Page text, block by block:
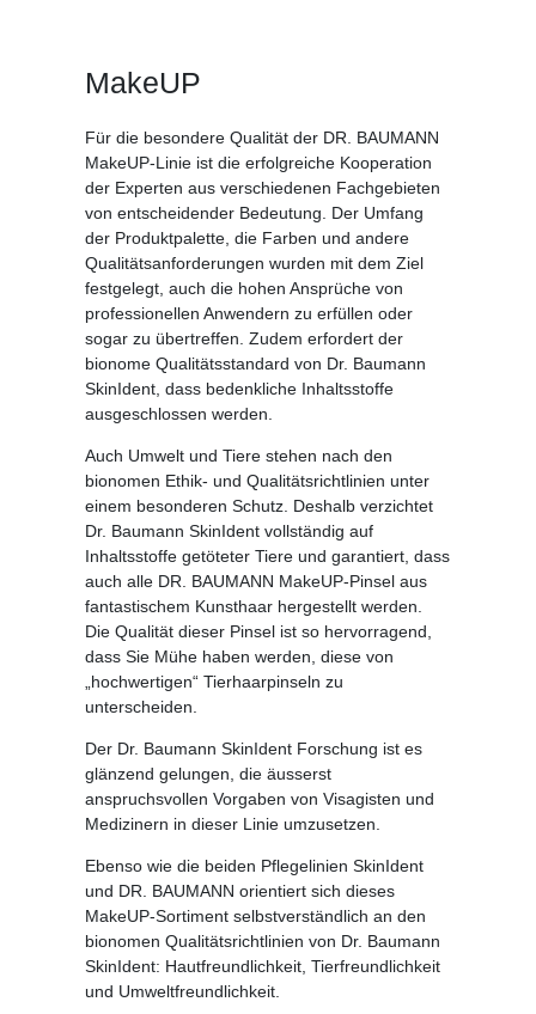
MakeUP
Für die besondere Qualität der DR. BAUMANN
MakeUP-Linie ist die erfolgreiche Kooperation
der Experten aus verschiedenen Fachgebieten
von entscheidender Bedeutung. Der Umfang
der Produktpalette, die Farben und andere
Qualitätsanforderungen wurden mit dem Ziel
festgelegt, auch die hohen Ansprüche von
professionellen Anwendern zu erfüllen oder
sogar zu übertreffen. Zudem erfordert der
bionome Qualitätsstandard von Dr. Baumann
SkinIdent, dass bedenkliche Inhaltsstoffe
ausgeschlossen werden.
Auch Umwelt und Tiere stehen nach den
bionomen Ethik- und Qualitätsrichtlinien unter
einem besonderen Schutz. Deshalb verzichtet
Dr. Baumann SkinIdent vollständig auf
Inhaltsstoffe getöteter Tiere und garantiert, dass
auch alle DR. BAUMANN MakeUP-Pinsel aus
fantastischem Kunsthaar hergestellt werden.
Die Qualität dieser Pinsel ist so hervorragend,
dass Sie Mühe haben werden, diese von
„hochwertigen“ Tierhaarpinseln zu
unterscheiden.
Der Dr. Baumann SkinIdent Forschung ist es
glänzend gelungen, die äusserst
anspruchsvollen Vorgaben von Visagisten und
Medizinern in dieser Linie umzusetzen.
Ebenso wie die beiden Pflegelinien SkinIdent
und DR. BAUMANN orientiert sich dieses
MakeUP-Sortiment selbstverständlich an den
bionomen Qualitätsrichtlinien von Dr. Baumann
SkinIdent: Hautfreundlichkeit, Tierfreundlichkeit
und Umweltfreundlichkeit.